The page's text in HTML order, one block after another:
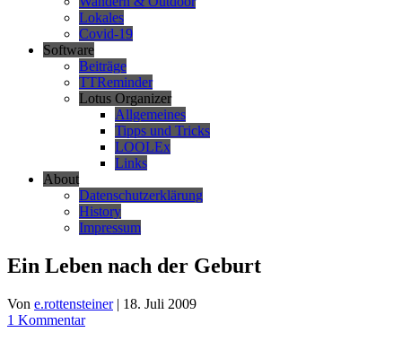
Lokales
Covid-19
Software
Beiträge
TTReminder
Lotus Organizer
Allgemeines
Tipps und Tricks
LOOLEx
Links
About
Datenschutzerklärung
History
Impressum
Ein Leben nach der Geburt
Von e.rottensteiner | 18. Juli 2009
1 Kommentar